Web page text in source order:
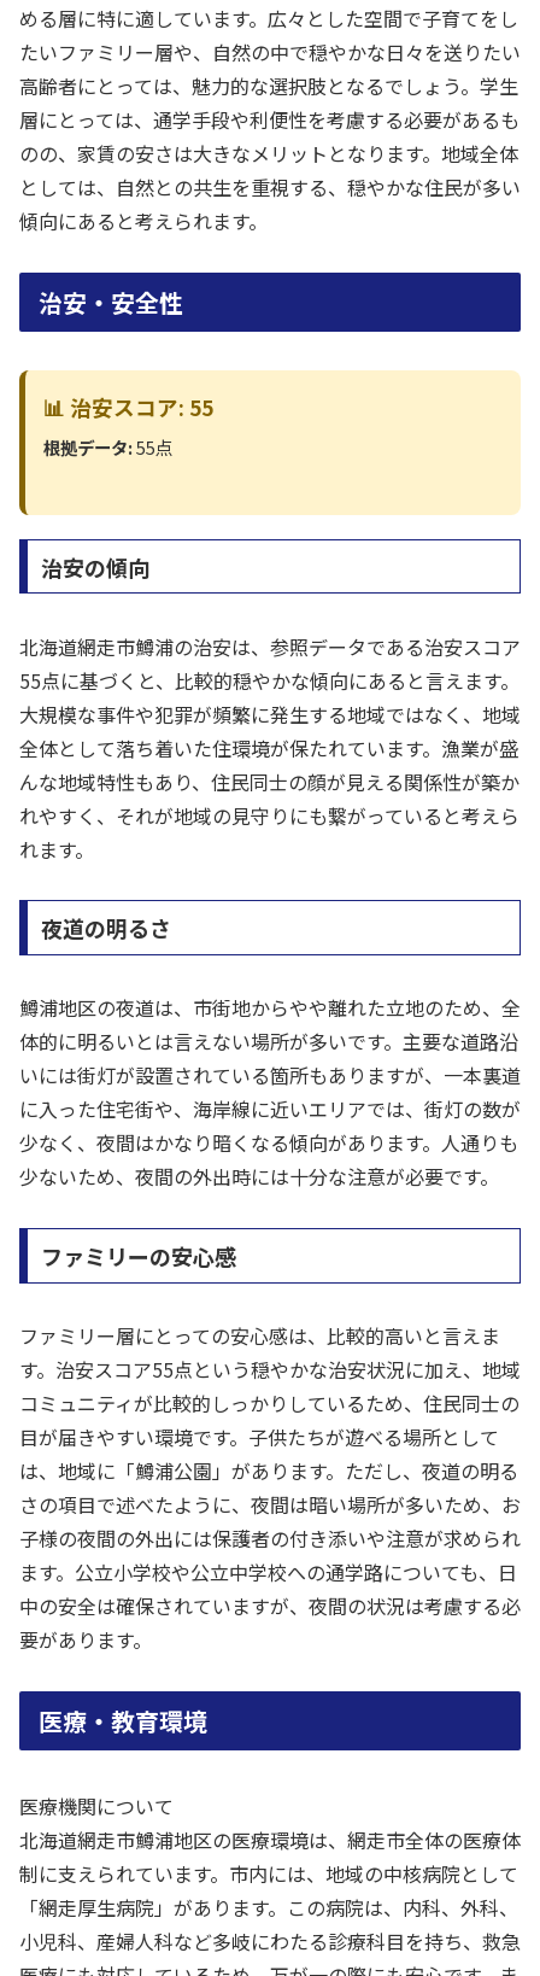
める層に特に適しています。広々とした空間で子育てをし
たいファミリー層や、自然の中で穏やかな日々を送りたい
高齢者にとっては、魅力的な選択肢となるでしょう。学生
層にとっては、通学手段や利便性を考慮する必要があるも
のの、家賃の安さは大きなメリットとなります。地域全体
としては、自然との共生を重視する、穏やかな住民が多い
傾向にあると考えられます。
治安・安全性
📊 治安スコア: 55
根拠データ:55点
治安の傾向
北海道網走市鱒浦の治安は、参照データである治安スコア
55点に基づくと、比較的穏やかな傾向にあると言えます。
大規模な事件や犯罪が頻繁に発生する地域ではなく、地域
全体として落ち着いた住環境が保たれています。漁業が盛
んな地域特性もあり、住民同士の顔が見える関係性が築か
れやすく、それが地域の見守りにも繋がっていると考えら
れます。
夜道の明るさ
鱒浦地区の夜道は、市街地からやや離れた立地のため、全
体的に明るいとは言えない場所が多いです。主要な道路沿
いには街灯が設置されている箇所もありますが、一本裏道
に入った住宅街や、海岸線に近いエリアでは、街灯の数が
少なく、夜間はかなり暗くなる傾向があります。人通りも
少ないため、夜間の外出時には十分な注意が必要です。
ファミリーの安心感
ファミリー層にとっての安心感は、比較的高いと言えま
す。治安スコア55点という穏やかな治安状況に加え、地域
コミュニティが比較的しっかりしているため、住民同士の
目が届きやすい環境です。子供たちが遊べる場所として
は、地域に「鱒浦公園」があります。ただし、夜道の明る
さの項目で述べたように、夜間は暗い場所が多いため、お
子様の夜間の外出には保護者の付き添いや注意が求められ
ます。公立小学校や公立中学校への通学路についても、日
中の安全は確保されていますが、夜間の状況は考慮する必
要があります。
医療・教育環境
医療機関について
北海道網走市鱒浦地区の医療環境は、網走市全体の医療体
制に支えられています。市内には、地域の中核病院として
「網走厚生病院」があります。この病院は、内科、外科、
小児科、産婦人科など多岐にわたる診療科目を持ち、救急